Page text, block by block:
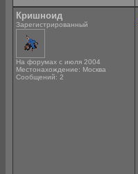
Кришноид
Зарегистрированный
На форумах с июля 2004
Местонахождение: Москва
Сообщений: 2